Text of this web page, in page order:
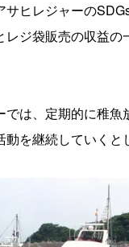
サヒレジャーの
ジ袋販売の収益の
では、定期的に稚魚
を継続していくと